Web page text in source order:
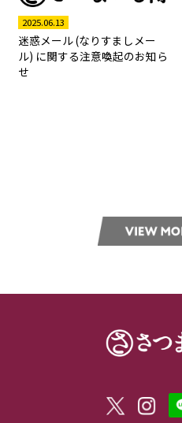
2025.06.13
迷惑メール (なりすましメー
ル) に関する注意喚起のお知ら
せ